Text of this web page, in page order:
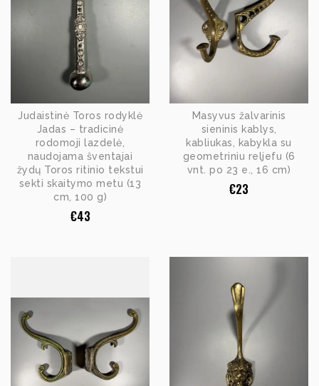
Judaistinė Toros rodyklė
Jadas – tradicinė
rodomoji lazdelė,
naudojama šventajai
žydų Toros ritinio tekstui
sekti skaitymo metu (13
cm, 100 g)
€43
Masyvus žalvarinis
sieninis kablys,
kabliukas, kabykla su
geometriniu reljefu (6
vnt. po 23 e., 16 cm)
€23